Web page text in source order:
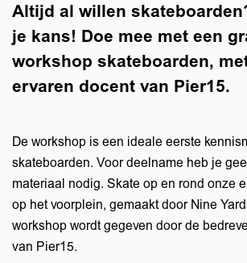
Altijd al willen
je kans! Doe mee met een
workshop skateboarden,
ervaren docent van Pier15.
De workshop is een ideale eerste
skateboarden. Voor deelname heb je
materiaal nodig. Skate op en rond onze
op het voorplein, gemaakt door Nine
workshop wordt gegeven door de
van Pier15.